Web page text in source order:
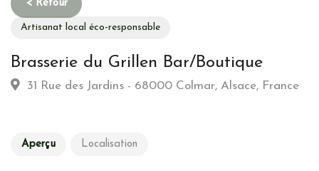
Artisanat local éco-responsable
Brasserie du Grillen Bar/Boutique
31 Rue des Jardins - 68000 Colmar, Alsace, France
Aperçu Localisation